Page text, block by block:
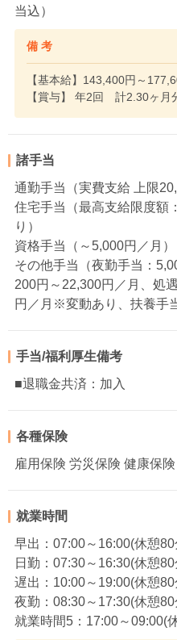
当込）
備 考
【基本給】143,400円～
【賞与】 年2回 計2.30ヶ月
諸手当
通勤手当（実費支給 上限
住宅手当（最高支給限度
り）
資格手当（～5,000円／月）
その他手当（夜勤手当：
200円～22,300円／月、処
円／月※変動あり、扶養手
手当/福利厚生備考
■退職金共済：加入
各種保険
雇用保険 労災保険 健康保
就業時間
早出：07:00～16:00(休憩80
日勤：07:30～16:30(休憩80
遅出：10:00～19:00(休憩80
夜勤：08:30～17:30(休憩80
就業時間5：17:00～09:00(